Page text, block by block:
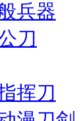
兵器
刀
挥刀